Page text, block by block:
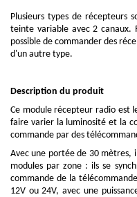
Plusieurs types de récepteurs
teinte variable avec 2 canaux.
possible de commander des
d'un autre type.
Description du produit
Ce module récepteur radio est
faire varier la luminosité et la
commande par des
Avec une portée de 30 mètres,
modules par zone : ils se
commande de la
12V ou 24V, avec une